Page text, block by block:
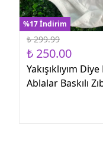
%17 İndirim
₺ 299.99
₺ 250.00
Yakışıklıyım
Ablalar Baskılı